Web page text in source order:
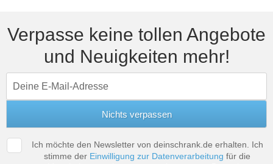
Verpasse keine tollen Angebote
und Neuigkeiten mehr!
Ich möchte den Newsletter von deinschrank.de erhalten. Ich
stimme der Einwilligung zur Datenverarbeitung für die
Sofas & Schlafsofas
Tische & Bänke
Vitrinen